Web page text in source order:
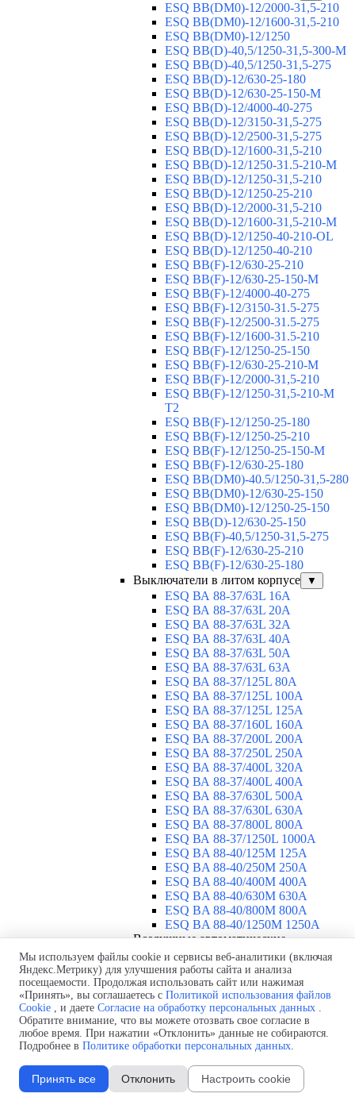
ESQ ВВ(DM0)-12/2000-31,5-210
ESQ ВВ(DM0)-12/1600-31,5-210
ESQ ВВ(DM0)-12/1250
ESQ ВВ(D)-40,5/1250-31,5-300-М
ESQ ВВ(D)-40,5/1250-31,5-275
ESQ ВВ(D)-12/630-25-180
ESQ ВВ(D)-12/630-25-150-М
ESQ ВВ(D)-12/4000-40-275
ESQ ВВ(D)-12/3150-31,5-275
ESQ ВВ(D)-12/2500-31,5-275
ESQ ВВ(D)-12/1600-31,5-210
ESQ ВВ(D)-12/1250-31.5-210-М
ESQ ВВ(D)-12/1250-31,5-210
ESQ ВВ(D)-12/1250-25-210
ESQ BB(D)-12/2000-31,5-210
ESQ BB(D)-12/1600-31,5-210-М
ESQ BB(D)-12/1250-40-210-OL
ESQ BB(D)-12/1250-40-210
ESQ ВВ(F)-12/630-25-210
ESQ ВВ(F)-12/630-25-150-М
ESQ ВВ(F)-12/4000-40-275
ESQ ВВ(F)-12/3150-31.5-275
ESQ ВВ(F)-12/2500-31.5-275
ESQ ВВ(F)-12/1600-31.5-210
ESQ ВВ(F)-12/1250-25-150
ESQ BB(F)-12/630-25-210-М
ESQ BB(F)-12/2000-31,5-210
ESQ BB(F)-12/1250-31,5-210-М
T2
ESQ BB(F)-12/1250-25-180
ESQ ВВ(F)-12/1250-25-210
ESQ ВВ(F)-12/1250-25-150-М
ESQ BB(F)-12/630-25-180
ESQ ВВ(DM0)-40.5/1250-31,5-280
ESQ ВВ(DM0)-12/630-25-150
ESQ ВВ(DM0)-12/1250-25-150
ESQ BB(D)-12/630-25-150
ESQ ВВ(F)-40,5/1250-31,5-275
ESQ ВВ(F)-12/630-25-210
ESQ ВВ(F)-12/630-25-180
Выключатели в литом корпусе
▼
ESQ ВА 88-37/63L 16A
ESQ ВА 88-37/63L 20A
ESQ ВА 88-37/63L 32A
ESQ ВА 88-37/63L 40A
ESQ ВА 88-37/63L 50A
ESQ ВА 88-37/63L 63A
ESQ ВА 88-37/125L 80A
ESQ ВА 88-37/125L 100A
ESQ ВА 88-37/125L 125A
ESQ ВА 88-37/160L 160A
ESQ ВА 88-37/200L 200A
ESQ ВА 88-37/250L 250A
ESQ ВА 88-37/400L 320A
ESQ ВА 88-37/400L 400A
ESQ ВА 88-37/630L 500A
ESQ ВА 88-37/630L 630A
ESQ ВА 88-37/800L 800A
ESQ ВА 88-37/1250L 1000A
ESQ BA 88-40/125M 125A
ESQ BA 88-40/250M 250A
ESQ BA 88-40/400M 400A
ESQ BA 88-40/630М 630A
ESQ BA 88-40/800M 800A
ESQ BA 88-40/1250М 1250A
Воздушные автоматические
выключатели
▼
ESQ ВА99-40B 3F M2C2S2 M
2500A
ESQ ВА99-40A 3F M2C2S2 М
800A
ESQ ВА99-40A 3F M2C2S2 М
630A
ESQ ВА99-40A 3F M2C2S2 М
2000A
ESQ ВА99-40A 3F M2C2S2 М
Мы используем файлы cookie и сервисы веб-аналитики (включая
Яндекс.Метрику) для улучшения работы сайта и анализа
посещаемости. Продолжая использовать сайт или нажимая
«Принять», вы соглашаетесь с Политикой использования файлов
Cookie , и даете Согласие на обработку персональных данных .
Обратите внимание, что вы можете отозвать свое согласие в
любое время. При нажатии «Отклонить» данные не собираются.
Подробнее в Политике обработки персональных данных.
Принять все Отклонить Настроить cookie